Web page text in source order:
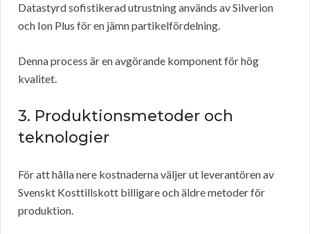
Datastyrd sofistikerad utrustning används av Silverion
och Ion Plus för en jämn partikelfördelning.
Denna process är en avgörande komponent för hög
kvalitet.
3. Produktionsmetoder och
teknologier
För att hålla nere kostnaderna väljer ut leverantören av
Svenskt Kosttillskott billigare och äldre metoder för
produktion.